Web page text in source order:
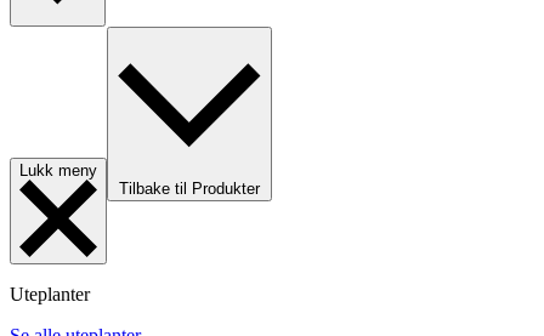
Lukk meny
Tilbake til Produkter
Uteplanter